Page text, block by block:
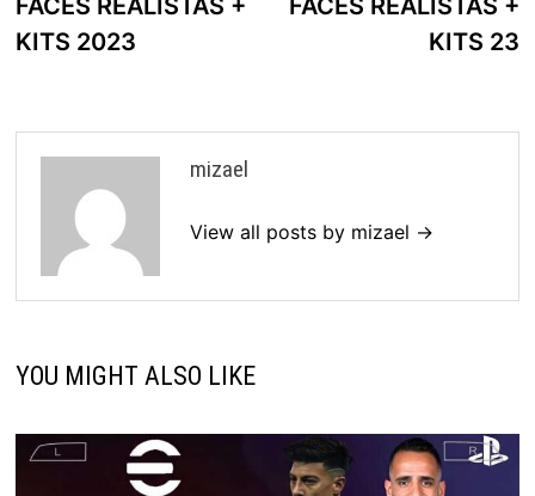
FACES REALISTAS +
KITS 2023
FACES REALISTAS +
KITS 23
mizael
View all posts by mizael →
YOU MIGHT ALSO LIKE